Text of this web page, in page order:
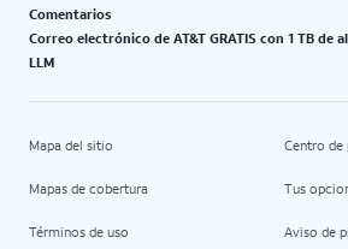
Comentarios
Correo electrónico de AT&T GRATIS con 1 TB de
LLM
Mapa del sitio
Mapas de cobertura
Términos de uso
Centro de
Tus
Aviso de